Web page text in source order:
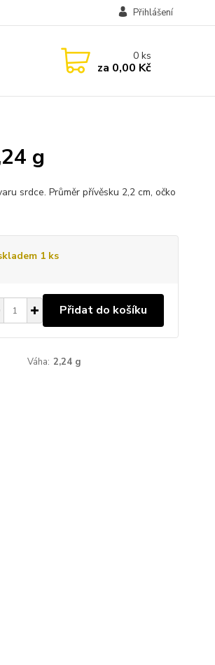
Přihlášení
0ks
za 0,00 Kč
g
srdce. Průměr přívěsku 2,2 cm, očko
1 ks
Přidat do košíku
Váha: 2,24 g